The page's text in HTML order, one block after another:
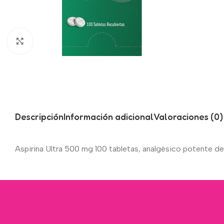
Click to enlarge
DescripciónInformación adicionalValoraciones (0)
Aspirina Ultra 500 mg 100 tabletas, analgésico potente